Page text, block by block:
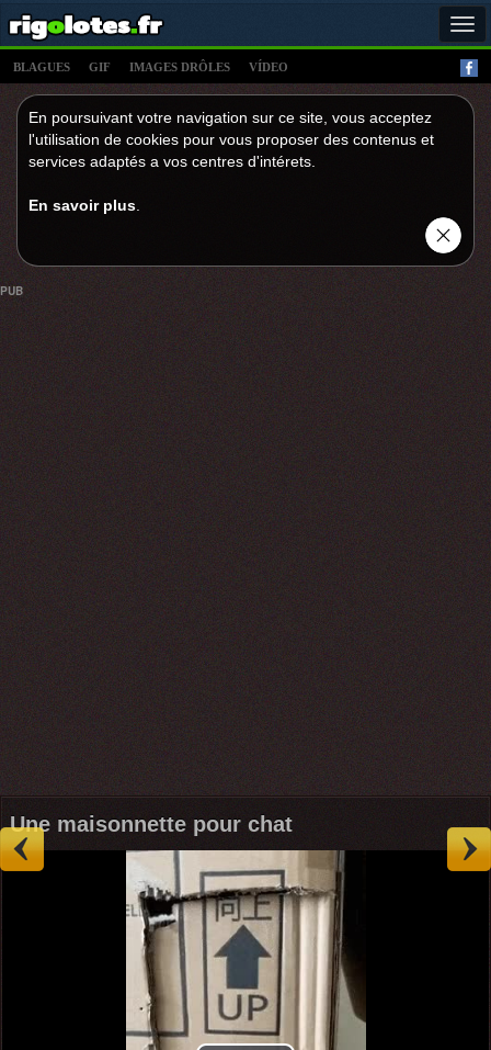
BLAGUES GIF IMAGES DRÔLES VÍDEO
En poursuivant votre navigation sur ce site, vous acceptez
l'utilisation de cookies pour vous proposer des contenus et
services adaptés a vos centres d'intérets.
En savoir plus
PUB
Une maisonnette pour chat